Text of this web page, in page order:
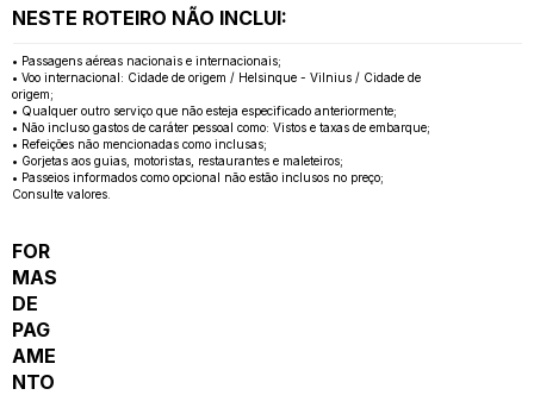
NESTE ROTEIRO NÃO INCLUI:
• Passagens aéreas nacionais e internacionais;
• Voo internacional: Cidade de origem / Helsinque - Vilnius / Cidade de
origem;
• Qualquer outro serviço que não esteja especificado anteriormente;
• Não incluso gastos de caráter pessoal como: Vistos e taxas de embarque;
• Refeições não mencionadas como inclusas;
• Gorjetas aos guias, motoristas, restaurantes e maleteiros;
• Passeios informados como opcional não estão inclusos no preço;
Consulte valores.
FOR
MAS
DE
PAG
AME
NTO